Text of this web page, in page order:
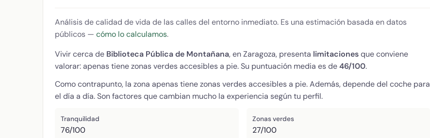
Análisis de calidad de vida de las calles del entorno inmediato. Es una estimación basada en datos
públicos — cómo lo calculamos.
Vivir cerca de Biblioteca Pública de Montañana, en Zaragoza, presenta limitacionesque conviene
valorar: apenas tiene zonas verdes accesibles a pie. Su puntuación media es de46/100.
Como contrapunto, la zona apenas tiene zonas verdes accesibles a pie. Además, depende del coche para
el día a día. Son factores que cambian mucho la experiencia según tu perfil.
Tranquilidad
76/100
Zonas verdes
27/100